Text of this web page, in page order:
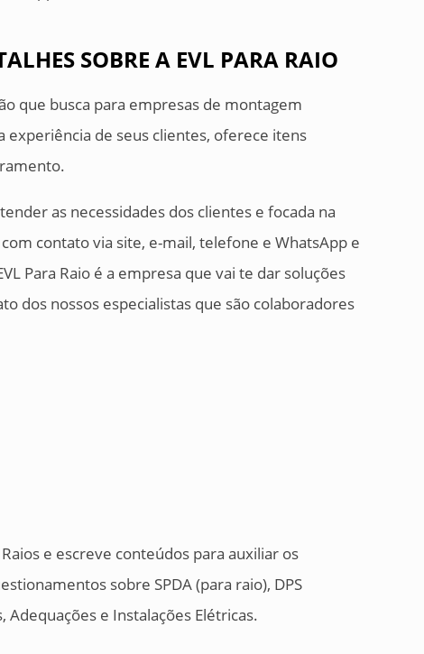
SOBRE A EVL PARA RAIO
que busca para empresas de montagem
experiência de seus clientes, oferece itens
as necessidades dos clientes e focada na
contato via site, e-mail, telefone e WhatsApp e
Para Raio é a empresa que vai te dar soluções
dos nossos especialistas que são colaboradores
e escreve conteúdos para auxiliar os
sobre SPDA (para raio), DPS
e Instalações Elétricas.